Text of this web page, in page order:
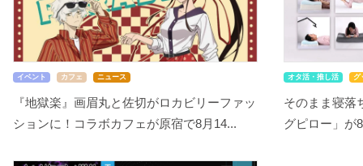
イベント カフェ ニュース
『地獄楽』画眉丸と佐切がロカビリーファッ
ションに！コラボカフェが原宿で8月14...
オタ活・推し活 グ
そのまま寝落
グピロー」が